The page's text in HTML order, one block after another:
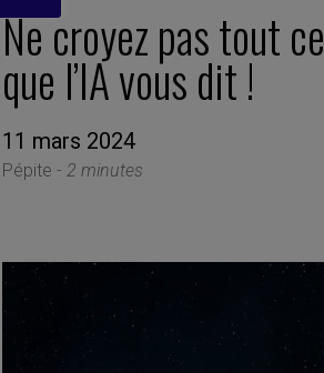
Ne croyez pas tout ce
que l’IA vous dit !
11 mars 2024
Pépite - 2 minutes